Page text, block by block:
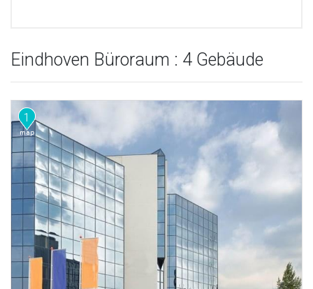
Eindhoven Büroraum : 4 Gebäude
1